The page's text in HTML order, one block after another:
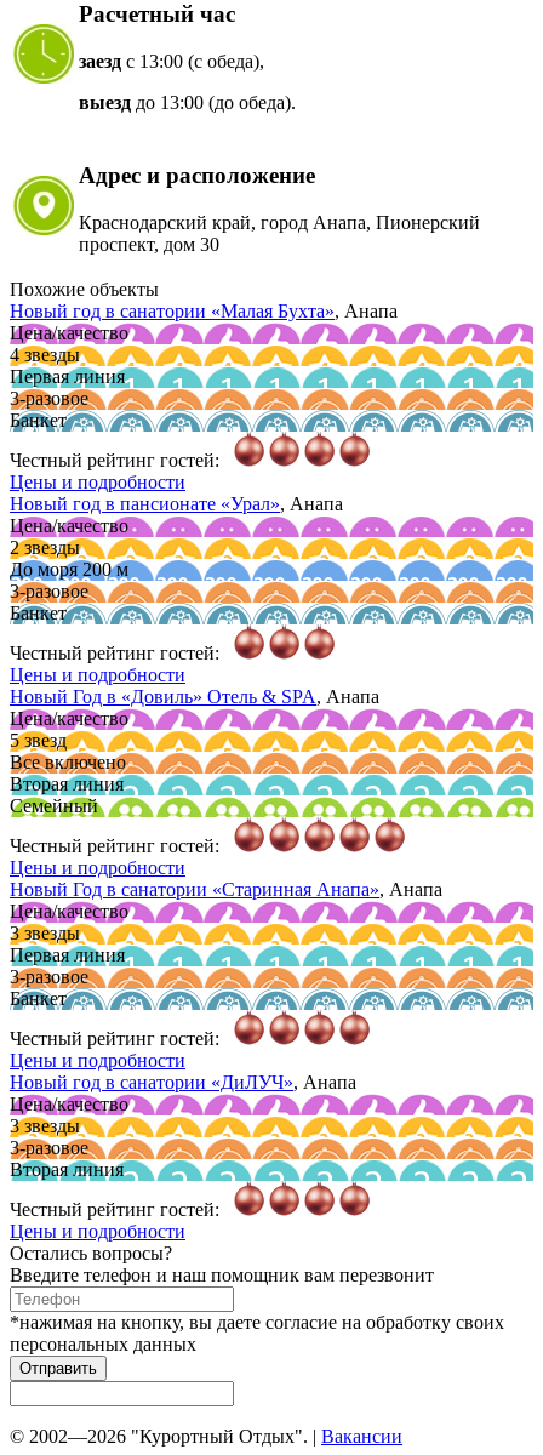
Расчетный час
заезд с 13:00 (с обеда),
выезд до 13:00 (до обеда).
Адрес и расположение
Краснодарский край, город Анапа, Пионерский
проспект, дом 30
Похожие объекты
Новый год в санатории «Малая Бухта», Анапа
Цена/качество
4 звезды
Первая линия
3-разовое
Банкет
Честный рейтинг гостей:
Цены и подробности
Новый год в пансионате «Урал», Анапа
Цена/качество
2 звезды
До моря 200 м
3-разовое
Банкет
Честный рейтинг гостей:
Цены и подробности
Новый Год в «Довиль» Отель & SPA, Анапа
Цена/качество
5 звезд
Все включено
Вторая линия
Семейный
Честный рейтинг гостей:
Цены и подробности
Новый Год в санатории «Старинная Анапа», Анапа
Цена/качество
3 звезды
Первая линия
3-разовое
Банкет
Честный рейтинг гостей:
Цены и подробности
Новый год в санатории «ДиЛУЧ», Анапа
Цена/качество
3 звезды
3-разовое
Вторая линия
Честный рейтинг гостей:
Цены и подробности
Остались вопросы?
Введите телефон и наш помощник вам перезвонит
*нажимая на кнопку, вы даете согласие на обработку своих
персональных данных
Отправить
© 2002—2026 "Курортный Отдых". | Вакансии